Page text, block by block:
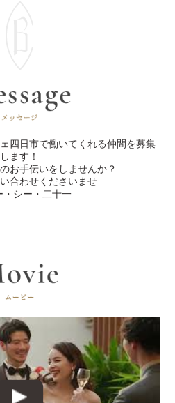
四日市で働いてくれる仲間を募集
します！
お手伝いをしませんか？
合わせくださいませ
・シー・二十一